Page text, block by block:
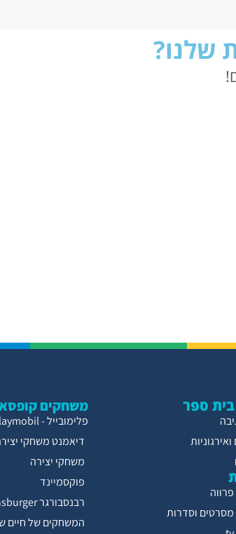
שלנו?
משחקים
פלימובייל - Playmobil
דיאמנט משחקי
משחקי יצירה
פוקסמיינד
רבנסבורגר Ravensburger
המשחקים של חיים
בית ספר
ואירגוניות
מסרטים וסדרות